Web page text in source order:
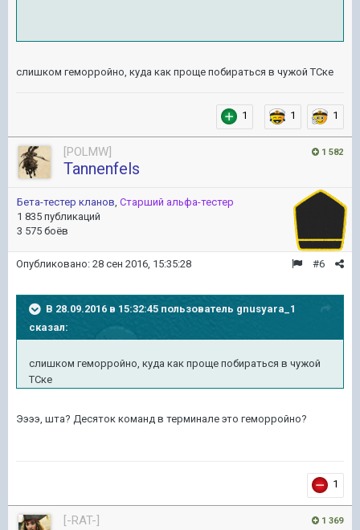
слишком геморройно, куда как проще побираться в чужой ТСке
1 1 1
1 582
[POLMW]
Tannenfels
Бета-тестер кланов Старший альфа-тестер
1 835 публикаций
3 575 боёв
#6
Опубликовано: 28 сен 2016, 15:35:28
В 28.09.2016 в 15:32:45 пользователь gnusyara_1
сказал:
слишком геморройно, куда как проще побираться в чужой
ТСке
Ээээ, шта? Десяток команд в терминале это геморройно?
1
1 369
[-RAT-]